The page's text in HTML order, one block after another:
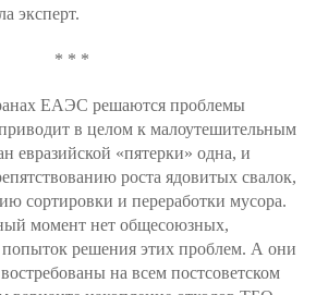
эксперт.
* * *
ЕАЭС решаются проблемы
в целом к малоутешительным
евразийской «пятерки» одна, и
роста ядовитых свалок,
сортировки и переработки мусора.
момент нет общесоюзных,
решения этих проблем. А они
на всем постсоветском